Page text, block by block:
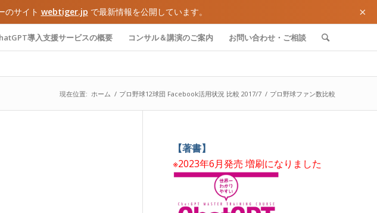
のサイト webtiger.jp で最新情報を公開しています。 ×
導入支援サービスの概要 コンサル＆講演のご案内 お問い合わせ・ご相談
現在位置: ホーム / プロ野球12球団 Facebook活用状況 比較 2017/7 / プロ野球ファン数比較
【著書】
※2023年6月発売 増刷になりました